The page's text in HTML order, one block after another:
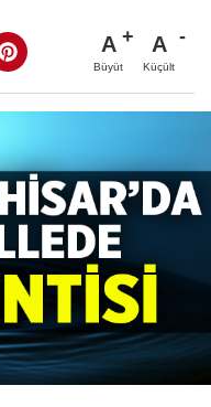
A
Büyüt
A
Küçült